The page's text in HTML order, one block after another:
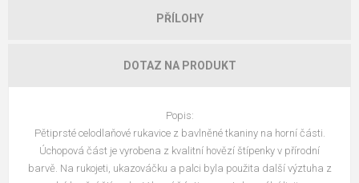
PŘÍLOHY
DOTAZ NA PRODUKT
Popis:
Pětiprsté celodlaňové rukavice z bavlněné tkaniny na horní části.
Úchopová část je vyrobena z kvalitní hovězí štípenky v přírodní
barvě. Na rukojeti, ukazováčku a palci byla použita další výztuha z